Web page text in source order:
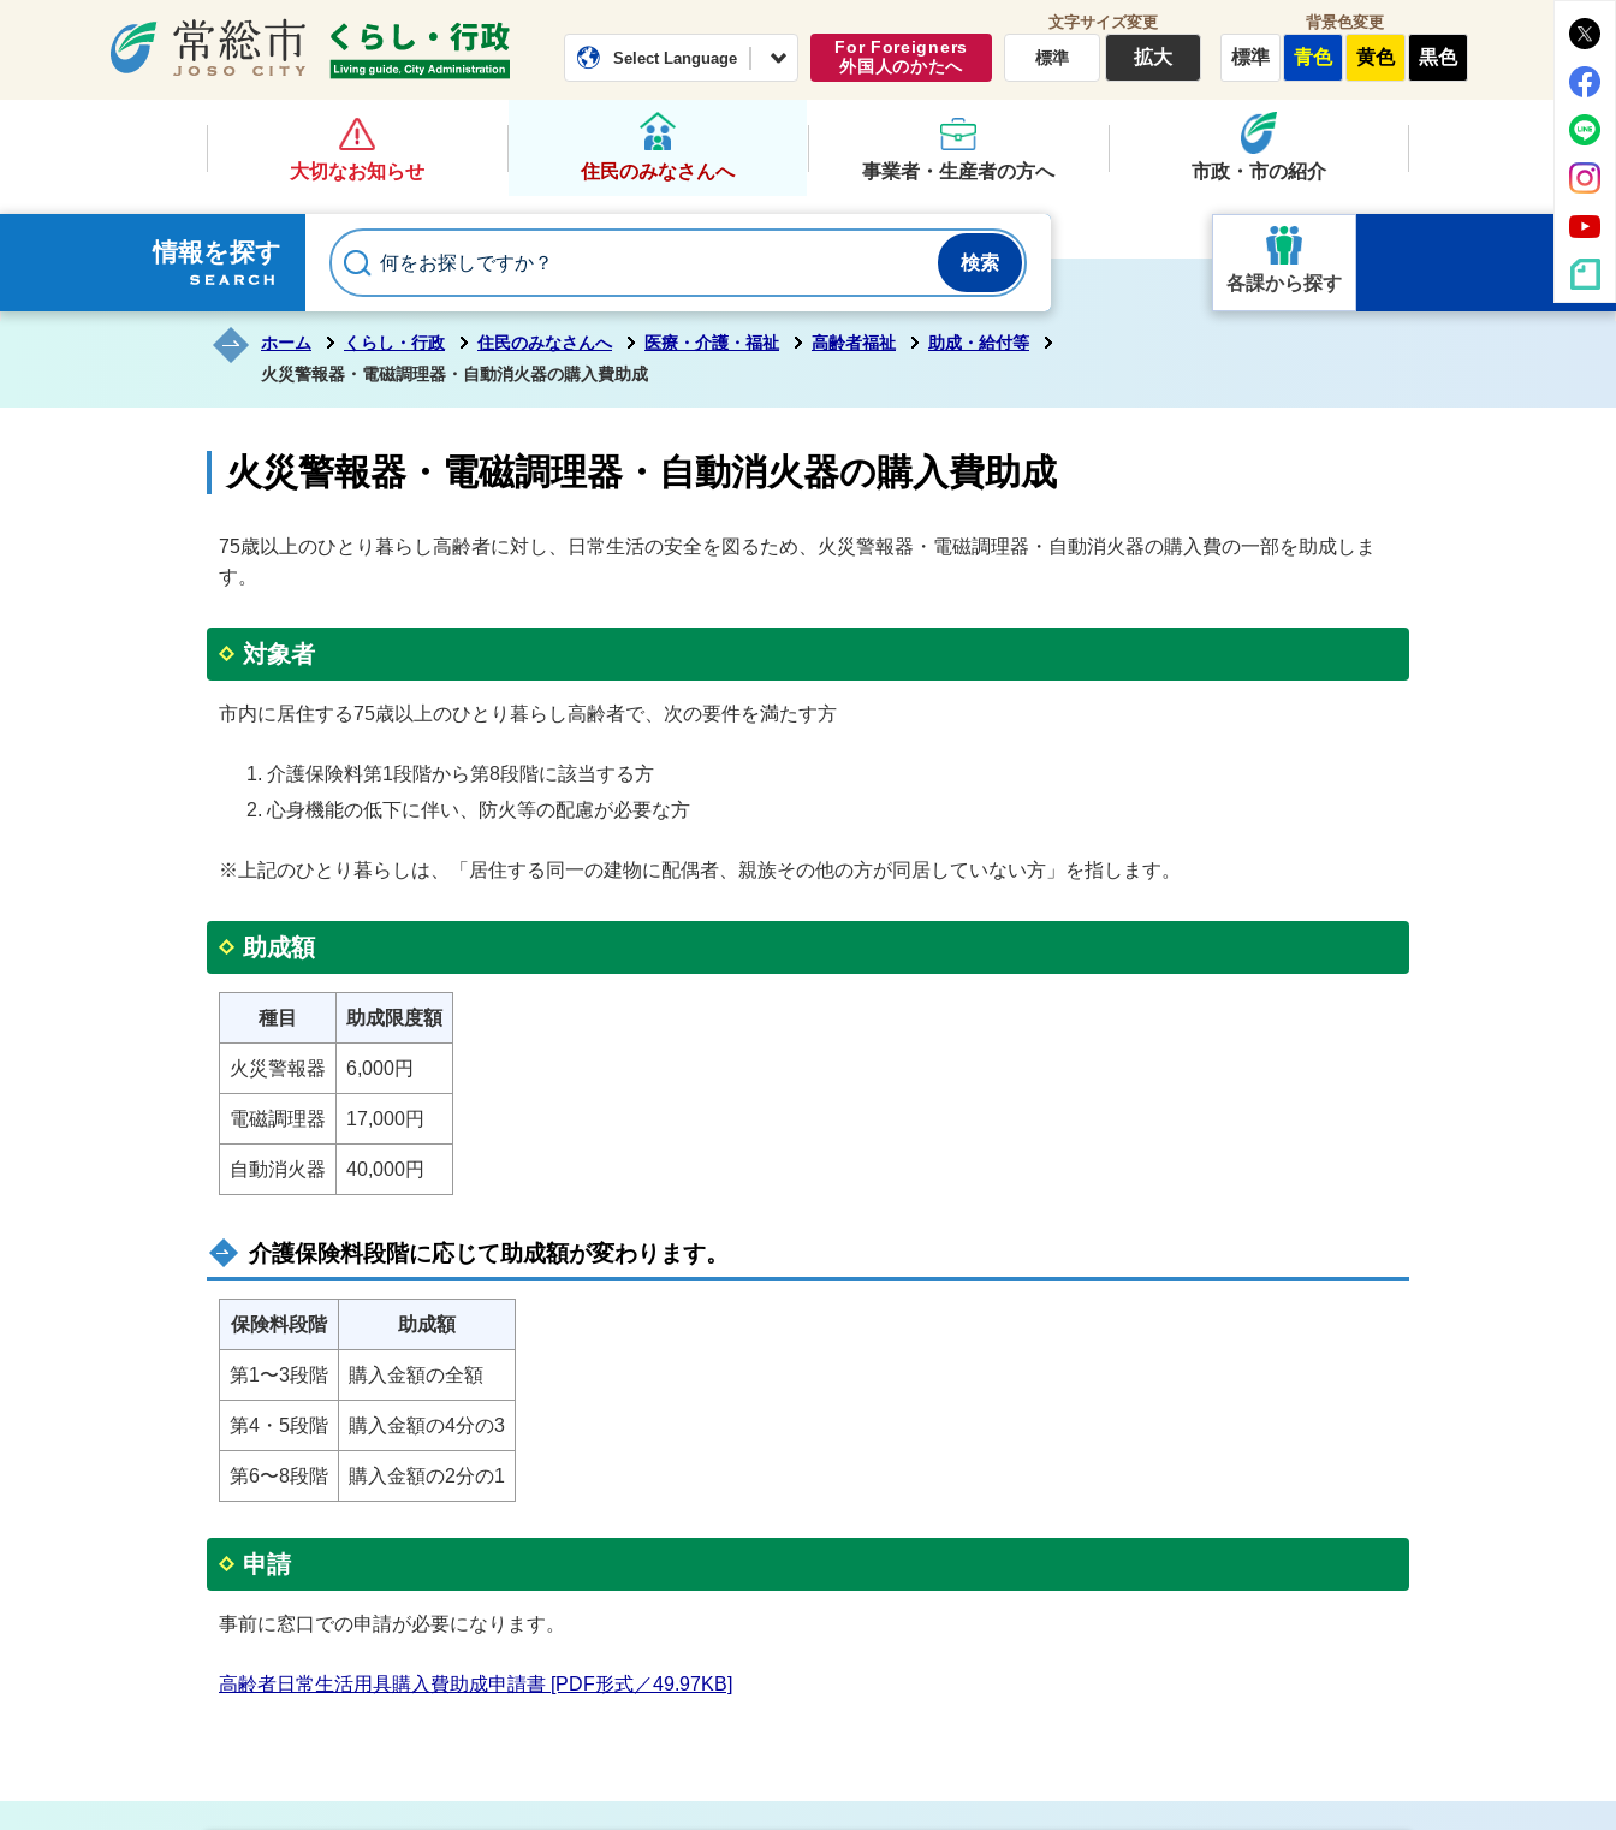
常総市公式ホームページくらし・行政
Select Language
For Foreigners
外国人のかたへ
文字サイズ変更
標準 拡大
背景色変更
標準 青色 黄色 黒色
大切なお知らせ 住民のみなさんへ 事業者・生産者の方へ 市政・市の紹介
情報を探す
各課から探す
ホーム くらし・行政 住民のみなさんへ 医療・介護・福祉 高齢者福祉
助成・給付等
火災警報器・電磁調理器・自動消火器の購入費助成
火災警報器・電磁調理器・自動消火器の購入費助成
75歳以上のひとり暮らし高齢者に対し、日常生活の安全を図るため、火災警報器・電磁調理器・自動消火器の購入費の一部を助成しま
す。
対象者
市内に居住する75歳以上のひとり暮らし高齢者で、次の要件を満たす方
介護保険料第1段階から第8段階に該当する方
心身機能の低下に伴い、防火等の配慮が必要な方
※上記のひとり暮らしは、「居住する同一の建物に配偶者、親族その他の方が同居していない方」を指します。
助成額
種目 助成限度額
火災警報器 6,000円
電磁調理器 17,000円
自動消火器 40,000円
介護保険料段階に応じて助成額が変わります。
保険料段階 助成額
第1〜3段階 購入金額の全額
第4・5段階 購入金額の4分の3
第6〜8段階 購入金額の2分の1
申請
事前に窓口での申請が必要になります。
高齢者日常生活用具購入費助成申請書 [PDF形式／49.97KB]